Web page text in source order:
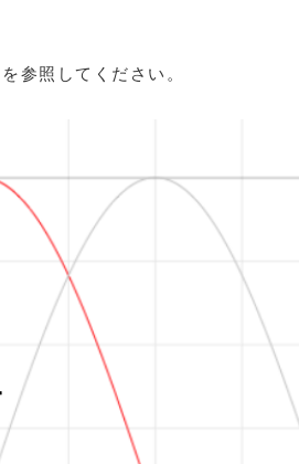
を参照してください。